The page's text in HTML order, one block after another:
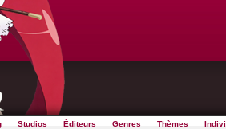
Studios Éditeurs Genres Thèmes